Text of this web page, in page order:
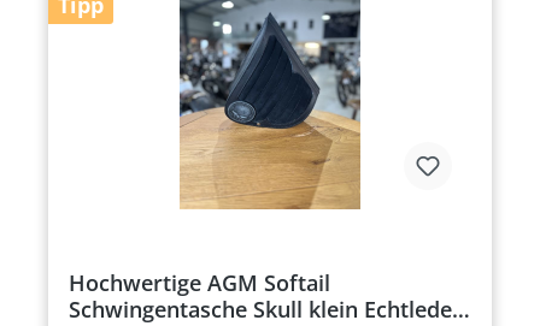
Code, der per E-Mail verschickt wird, jederzeit
einlösbar.Individuell und flexibel: Perfektes
Geschenk für jeden Anlass.Noch Fragen?Unser
erfahrenes Team steht dir jederzeit beratend zur
Seite – egal ob zu Produkten oder Harley-
Umbauten. Kontaktiere uns gern!
Hochwertige AGM Softail
Schwingentasche Skull klein Echtleder